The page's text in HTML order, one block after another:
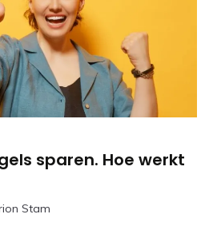
sparen. Hoe werkt
Stam